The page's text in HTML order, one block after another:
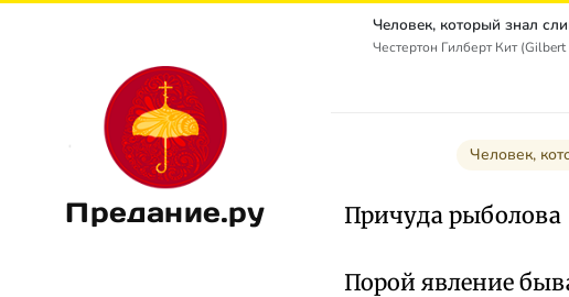
Предание.ру
Честертон Гилберт Кит
Человек,
Причуда рыболова
Порой явление